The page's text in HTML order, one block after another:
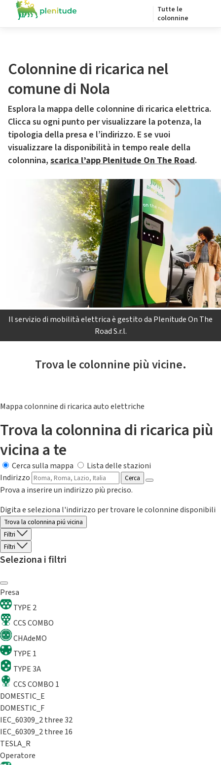
Tutte le
colonnine
Colonnine di ricarica nel
comune di Nola
Esplora la mappa delle colonnine di ricarica elettrica.
Clicca su ogni punto per visualizzare la potenza, la
tipologia della presa e l’indirizzo. E se vuoi
visualizzare la disponibilità in tempo reale della
colonnina, scarica l’app Plenitude On The Road.
Il servizio di mobilità elettrica è gestito da Plenitude On The
Road S.r.l.
Trova le colonnine più vicine.
Mappa colonnine di ricarica auto elettriche
Trova la colonnina di ricarica più
vicina a te
Cerca sulla mappa
Lista delle stazioni
Indirizzo
Cerca
Prova a inserire un indirizzo più preciso.
Digita e seleziona l'indirizzo per trovare le colonnine disponibili
Trova la colonnina piú vicina
Filtri
Filtri
Seleziona i filtri
Presa
TYPE 2
CCS COMBO
CHAdeMO
TYPE 1
TYPE 3A
CCS COMBO 1
DOMESTIC_E
DOMESTIC_F
IEC_60309_2 three 32
IEC_60309_2 three 16
TESLA_R
Operatore